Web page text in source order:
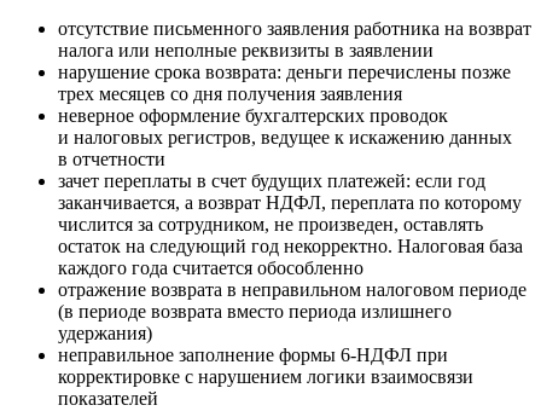
отсутствие письменного заявления работника на возврат
налога или неполные реквизиты в заявлении
нарушение срока возврата: деньги перечислены позже
трех месяцев со дня получения заявления
неверное оформление бухгалтерских проводок
и налоговых регистров, ведущее к искажению данных
в отчетности
зачет переплаты в счет будущих платежей: если год
заканчивается, а возврат НДФЛ, переплата по которому
числится за сотрудником, не произведен, оставлять
остаток на следующий год некорректно. Налоговая база
каждого года считается обособленно
отражение возврата в неправильном налоговом периоде
(в периоде возврата вместо периода излишнего
удержания)
неправильное заполнение формы 6-НДФЛ при
корректировке с нарушением логики взаимосвязи
показателей